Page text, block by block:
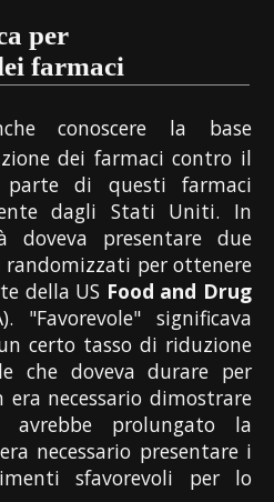
per
farmaci
conoscere la base
dei farmaci contro il
parte di questi farmaci
dagli Stati Uniti. In
doveva presentare due
per ottenere
della US Food and Drug
"Favorevole" significava
certo tasso di riduzione
che doveva durare per
era necessario dimostrare
prolungato la
necessario presentare i
sfavorevoli per lo